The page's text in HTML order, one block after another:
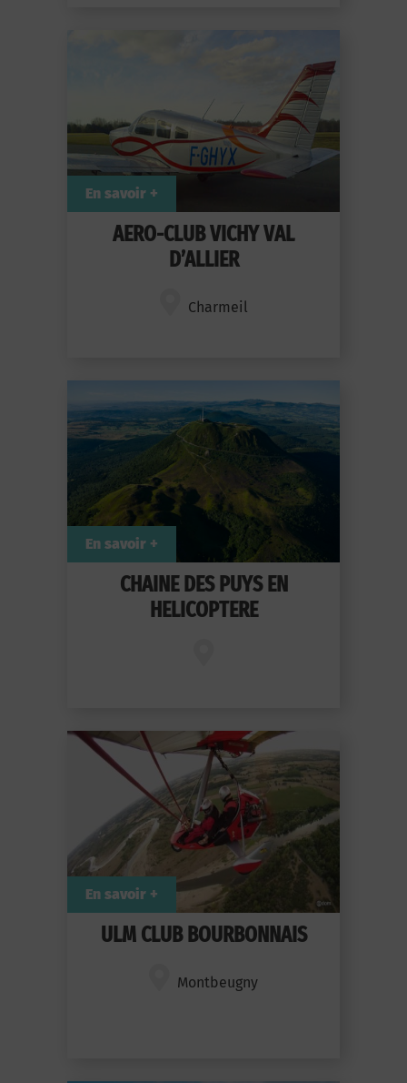
AERO-CLUB VICHY VAL
D’ALLIER
Charmeil
En savoir +
CHAINE DES PUYS EN
HELICOPTERE
En savoir +
ULM CLUB BOURBONNAIS
Montbeugny
En savoir +